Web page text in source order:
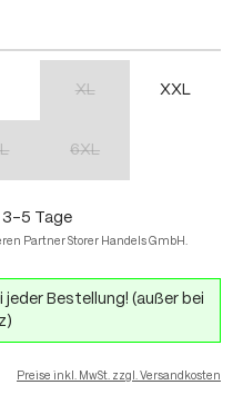
XL XXL
6XL
5 Tage
Partner Storer Handels GmbH.
Bestellung! (außer bei
Preise inkl. MwSt. zzgl. Versandkosten